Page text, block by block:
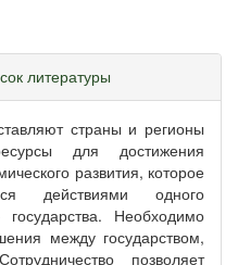
литературы
страны и регионы
для достижения
развития, которое
действиями одного
Необходимо
между государством,
позволяет